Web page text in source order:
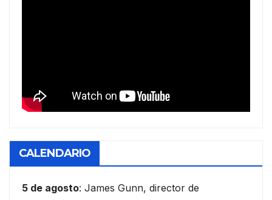
CALENDARIO
5 de agosto: James Gunn, director de